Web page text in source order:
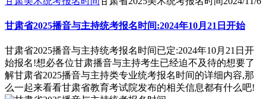
甘肃省2025播音与主持统考报名时间:2024年10月21日开始
甘肃省2025播音与主持统考报名时间已定:2024年10月21日开
始报名!想必各位甘肃播音与主持考生已经迫不及待的想要了
解甘肃省2025播音与主持类专业统考报名时间的详细内容,那
么一起来看看甘肃省教育考试院发布的相关信息都有什么吧!